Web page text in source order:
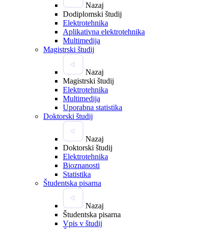
Nazaj
Dodiplomski študij
Elektrotehnika
Aplikativna elektrotehnika
Multimedija
Magistrski študij
Nazaj
Magistrski študij
Elektrotehnika
Multimedija
Uporabna statistika
Doktorski študij
Nazaj
Doktorski študij
Elektrotehnika
Bioznanosti
Statistika
Študentska pisarna
Nazaj
Študentska pisarna
Vpis v študij